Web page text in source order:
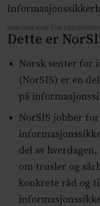
ANNONSE KUN FOR
Dette er
Norsk senter for
(NorSIS) er en
på
NorSIS jobber
del av
om trusler og
konkrete råd og